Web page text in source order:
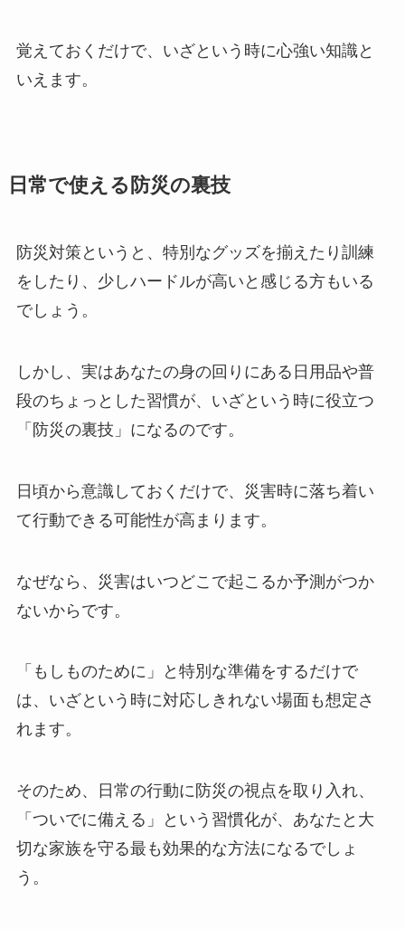
覚えておくだけで、いざという時に心強い知識と
いえます。
日常で使える防災の裏技
防災対策というと、特別なグッズを揃えたり訓練
をしたり、少しハードルが高いと感じる方もいる
でしょう。
しかし、実はあなたの身の回りにある日用品や普
段のちょっとした習慣が、いざという時に役立つ
「防災の裏技」になるのです。
日頃から意識しておくだけで、災害時に落ち着い
て行動できる可能性が高まります。
なぜなら、災害はいつどこで起こるか予測がつか
ないからです。
「もしものために」と特別な準備をするだけで
は、いざという時に対応しきれない場面も想定さ
れます。
そのため、日常の行動に防災の視点を取り入れ、
「ついでに備える」という習慣化が、あなたと大
切な家族を守る最も効果的な方法になるでしょ
う。